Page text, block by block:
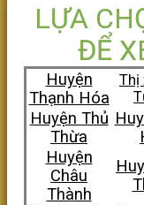
LỰA
ĐỂ
Huyện
Thạnh Hóa
Thị
Huyện Thủ
Thừa
Huyện
Châu
Thành